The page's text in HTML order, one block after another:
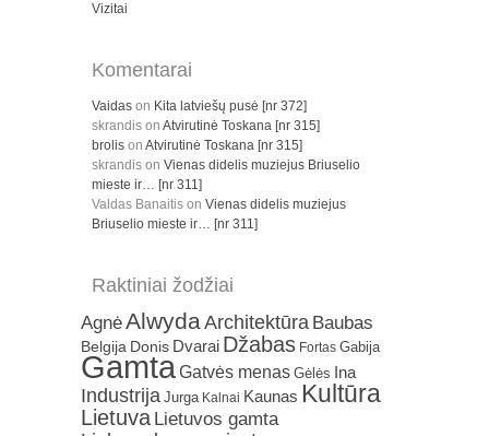
Vizitai
Komentarai
Vaidas on Kita latviešų pusė [nr 372]
skrandis on Atvirutinė Toskana [nr 315]
brolis on Atvirutinė Toskana [nr 315]
skrandis on Vienas didelis muziejus Briuselio
mieste ir… [nr 311]
Valdas Banaitis on Vienas didelis muziejus
Briuselio mieste ir… [nr 311]
Raktiniai žodžiai
AgnėAlwydaArchitektūra Baubas
Belgija Donis Dvarai Džabas Fortas Gabija
GamtaGatvės menas Gėlės Ina
Industrija Jurga Kalnai Kaunas Kultūra
Lietuva Lietuvos gamta